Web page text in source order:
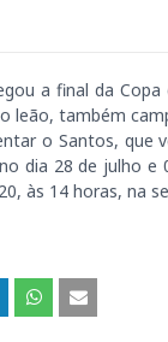
a final da
também
o Santos, que
dia 28 de julho e
às 14 horas, na